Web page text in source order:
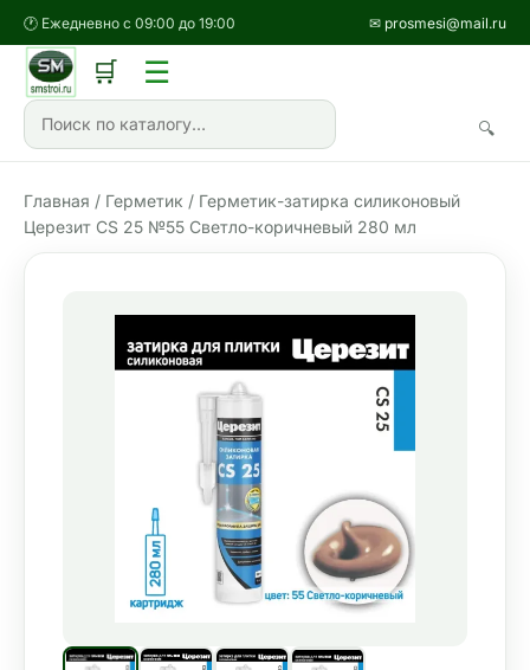
🕐 Ежедневно с 09:00 до 19:00 ✉ prosmesi@mail.ru
🔍
🛒 ☰
Главная / Герметик / Герметик-затирка силиконовый
Церезит CS 25 №55 Светло-коричневый 280 мл